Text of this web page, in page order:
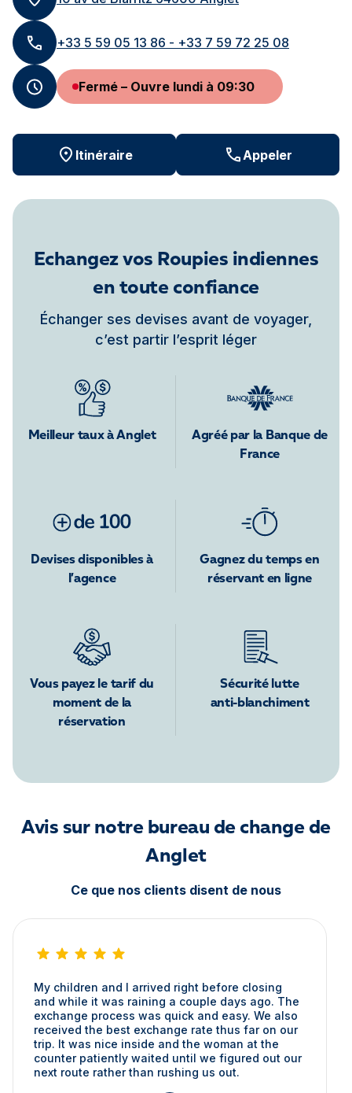
+33 5 59 05 13 86 - +33 7 59 72 25 08
Fermé – Ouvre lundi à 09:30
Itinéraire Appeler
Echangez vos Roupies indiennes
en toute confiance
Échanger ses devises avant de voyager,
c’est partir l’esprit léger
Meilleur taux à Anglet
Agréé par la Banque de
France
Devises disponibles à
l’agence
Gagnez du temps en
réservant en ligne
Vous payez le tarif du
moment de la
réservation
Sécurité lutte
anti-blanchiment
Avis sur notre bureau de change de
Anglet
Ce que nos clients disent de nous
My children and I arrived right before closing
and while it was raining a couple days ago. The
exchange process was quick and easy. We also
received the best exchange rate thus far on our
trip. It was nice inside and the woman at the
counter patiently waited until we figured out our
next route rather than rushing us out.